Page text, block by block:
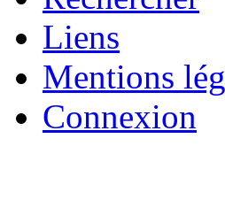
Liens
Mentions
Connexion